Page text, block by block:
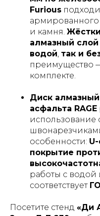
Furious
армированного
и камня.
алмазный слой
водой, так и
преимущество
комплекте.
Диск
асфальта RAGE
использование
особенности:
покрытие
работы с водой
соответствует
Посетите стенд «Ди